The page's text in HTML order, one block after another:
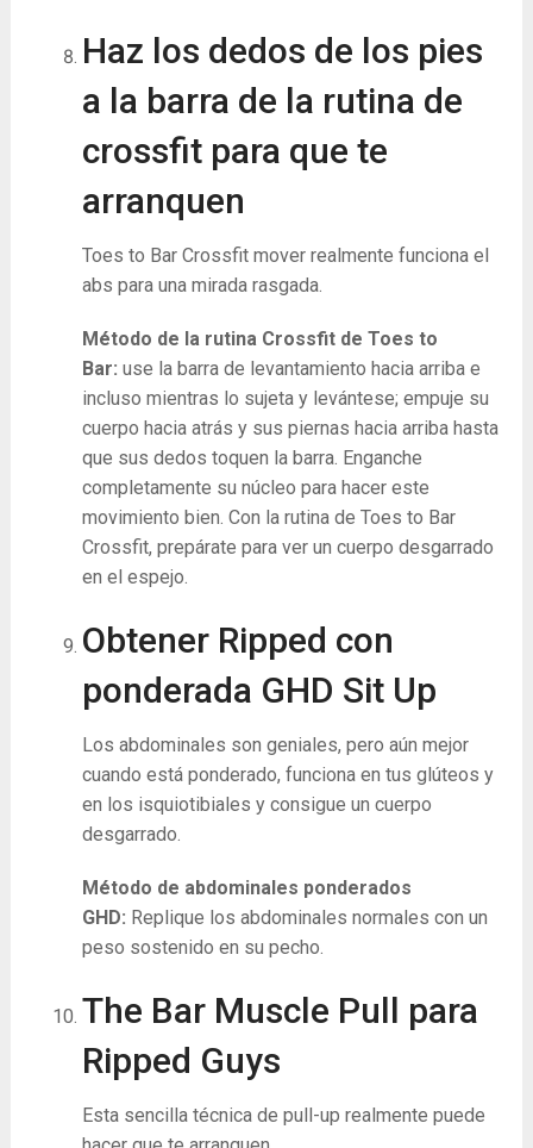
Haz los dedos de los pies
a la barra de la rutina de
crossfit para que te
arranquen
Toes to Bar Crossfit mover realmente funciona el
abs para una mirada rasgada.
Método de la rutina Crossfit de Toes to
Bar: use la barra de levantamiento hacia arriba e
incluso mientras lo sujeta y levántese; empuje su
cuerpo hacia atrás y sus piernas hacia arriba hasta
que sus dedos toquen la barra. Enganche
completamente su núcleo para hacer este
movimiento bien. Con la rutina de Toes to Bar
Crossfit, prepárate para ver un cuerpo desgarrado
en el espejo.
Obtener Ripped con
ponderada GHD Sit Up
Los abdominales son geniales, pero aún mejor
cuando está ponderado, funciona en tus glúteos y
en los isquiotibiales y consigue un cuerpo
desgarrado.
Método de abdominales ponderados
GHD: Replique los abdominales normales con un
peso sostenido en su pecho.
The Bar Muscle Pull para
Ripped Guys
Esta sencilla técnica de pull-up realmente puede